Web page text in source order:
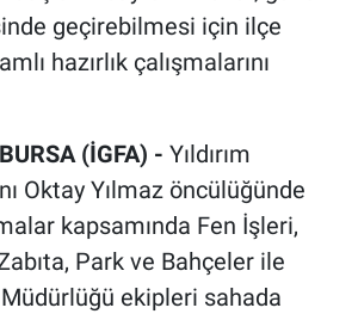
geçirebilmesi için ilçe
hazırlık çalışmalarını
(İGFA) - Yıldırım
Oktay Yılmaz öncülüğünde
kapsamında Fen İşleri,
Park ve Bahçeler ile
ekipleri sahada